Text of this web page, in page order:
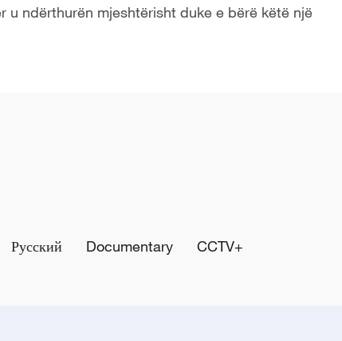
ndërthurën mjeshtërisht duke e bërë këtë një
Русский Documentary CCTV+